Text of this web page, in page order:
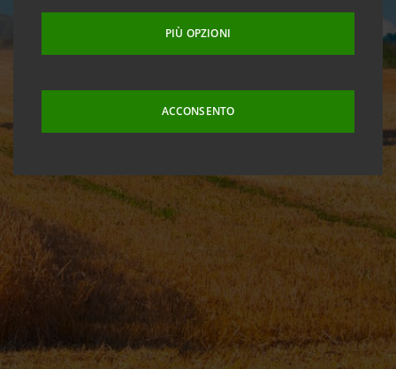
PIÙ OPZIONI
ACCONSENTO